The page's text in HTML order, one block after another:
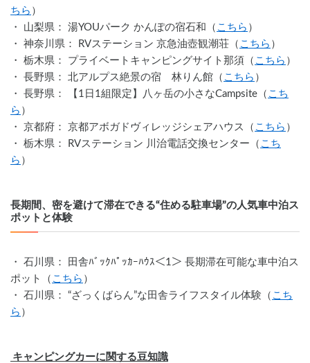
ちら ）
・ 山梨県： 湯YOUパーク かんぽの宿石和（ こちら ）
・ 神奈川県： RVステーション 京急油壺観潮荘（ こちら ）
・ 栃木県： プライベートキャンピングサイト那須（ こちら ）
・ 長野県： 北アルプス絶景の宿　林りん館（ こちら ）
・ 長野県： 【1日1組限定】八ヶ岳の小さなCampsite（ こち
ら ）
・ 京都府： 京都アボガドヴィレッジシェアハウス（ こちら ）
・ 栃木県： RVステーション 川治電話交換センター（ こち
ら ）
長期間、密を避けて滞在できる“住める駐車場”の人気車中泊ス
ポットと体験
・ 石川県： 田舎ﾊﾞｯｸﾊﾟｯｶｰﾊｳｽ＜1＞ 長期滞在可能な車中泊ス
ポット（ こちら ）
・ 石川県： “ざっくばらん”な田舎ライフスタイル体験（ こち
ら ）
キャンピングカーに関する豆知識